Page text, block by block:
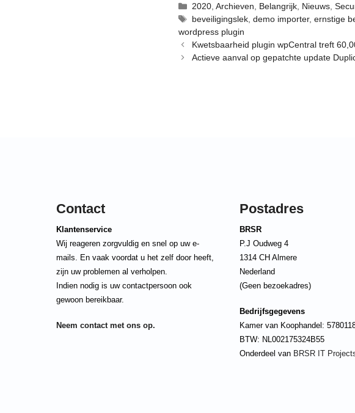
Categorieën
2020,Archieven, Belangrijk, Nieuws,
Tags
beveiligingslek,demo importer,ernstige
wordpress plugin
Kwetsbaarheid plugin wpCentral treft
Actieve aanval op gepatchte update
Contact
Klantenservice
Wij reageren zorgvuldig en snel op uw e-
mails. En vaak voordat u het zelf door heeft,
zijn uw problemen al verholpen.
Indien nodig is uw contactpersoon ook
gewoon bereikbaar.
Neem contact met ons op.
Postadres
BRSR
P.J Oudweg 4
1314 CH Almere
Nederland
(Geen bezoekadres)
Bedrijfsgegevens
Kamer van Koophandel:
BTW: NL002175324B55
Onderdeel van BRSR IT